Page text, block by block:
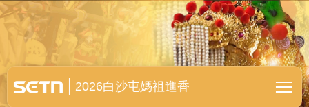
白沙屯媽祖進香全紀錄
2026白沙屯媽祖進香